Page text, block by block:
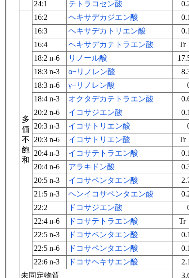
24:1
テトラコセン酸
多
価
不
飽
和
16:2 ヘキサデカジエン酸 0.1
16:3
ヘキサデカトリエン酸 0.1
16:4
ヘキサデカテトラエン酸 Tr
18:2 n-6
リノール酸
18:3 n-3
α−リノレン酸
18:3 n-6
γ−リノレン酸
18:4 n-3
オクタデカテトラエン酸
20:2 n-6
イコサジエン酸 0.1
20:3 n-3
イコサトリエン酸
20:3 n-6
イコサトリエン酸 Tr
20:4 n-3
イコサテトラエン酸 0.1
20:4 n-6
アラキドン酸
20:5 n-3
イコサペンタエン酸
21:5 n-3
ヘンイコサペンタエン酸
22:2
ドコサジエン酸
22:4 n-6
ドコサテトラエン酸 Tr
22:5 n-3
ドコサペンタエン酸 0.1
22:5 n-6
ドコサペンタエン酸 0.1
22:6 n-3
ドコサヘキサエン酸 2.1
未同定物質